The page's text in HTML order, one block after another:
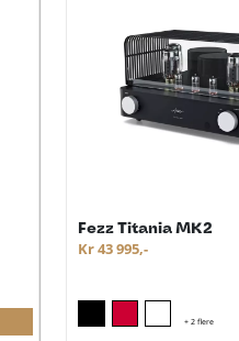
Fezz Titania MK2
Kr 43 995,-
+ 2 flere